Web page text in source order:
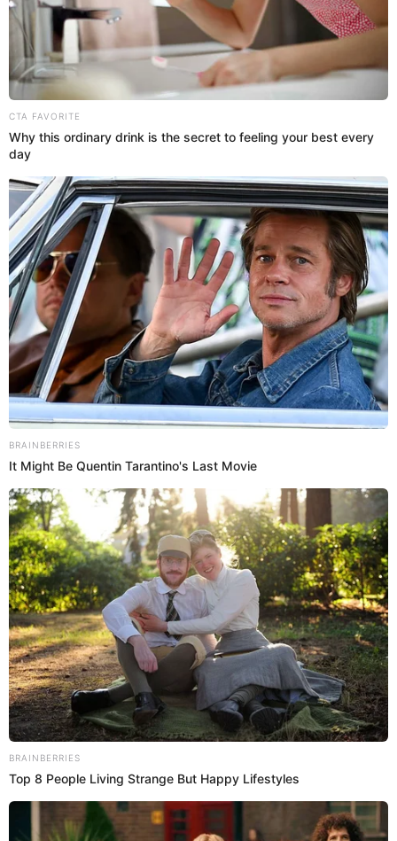
15 May 2024 | 10:44 h
Gabriela Serpa y Pashi 'la reina de las pichangas'
se reclaman sus 'retoquitos': "Hablas todo el día
de cirugía"
¡Al estilo rap! Gabriela Serpa y Pashi Pashi, formaron parte de unas
de las secuencias de 'JB en ATV' y se dijeron de todo frente a frente
en tiradera al estilo de Shakira.
Espectáculos El Popular
Gabriela Serpa
15 May 2024 | 10:43 h
Pashi Pashi revela historia de lucha tras partir de
venezuela: "Vendía dulces y marcianos en los
buses"- ENTREVISTA
Guapa venezolana causa revuelo en 'JB en ATV', es ingeniera civil y
profesora de educación física. Niega que Gabriela Serpa le tenga
celos y dice sentirse como en familia en programa cómico.
Mario Palacios